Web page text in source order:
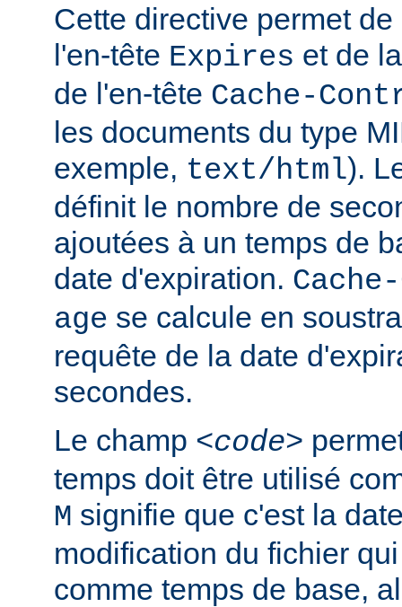
Cette directive permet
l'en-tête Expires et de
de l'en-tête Cache-
les documents du type
exemple, text/html).
définit le nombre de
ajoutées à un temps de
date d'expiration.
age se calcule en
requête de la date
secondes.
Le champ <code>
temps doit être utilisé
M signifie que c'est la
modification du fichier
comme temps de base,